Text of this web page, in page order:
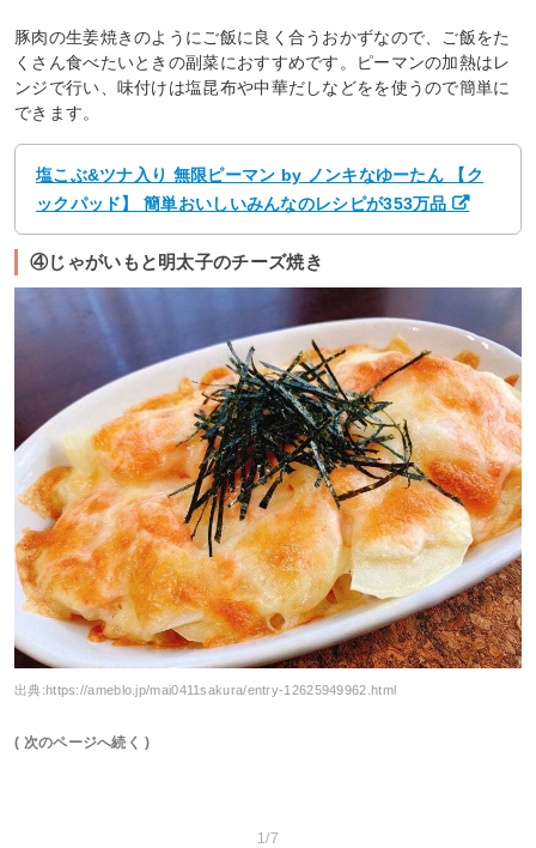
豚肉の生姜焼きのようにご飯に良く合うおかずなので、ご飯をた
くさん食べたいときの副菜におすすめです。ピーマンの加熱はレ
ンジで行い、味付けは塩昆布や中華だしなどをを使うので簡単に
できます。
塩こぶ&ツナ入り 無限ピーマン by ノンキなゆーたん 【ク
ックパッド】 簡単おいしいみんなのレシピが353万品
④じゃがいもと明太子のチーズ焼き
出典:https://ameblo.jp/mai0411sakura/entry-12625949962.html
( 次のページへ続く )
1/7